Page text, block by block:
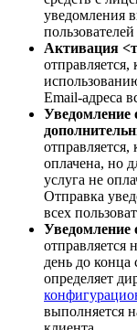
уведомления
Активация
отправляется,
Email-адреса
Уведомление
отправляется,
оплачена, но
услуга не
Отправка
всех
Уведомление
отправляется
день до конца
определяет
выполняется